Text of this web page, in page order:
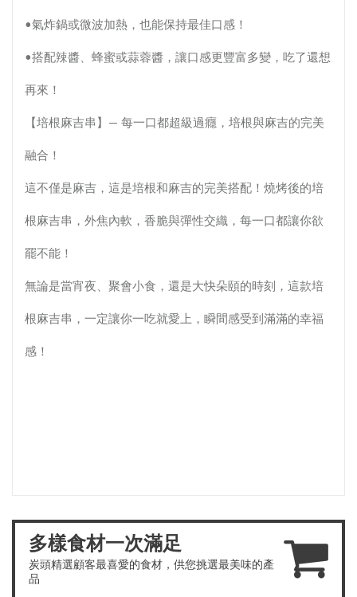
•氣炸鍋或微波加熱，也能保持最佳口感！
•搭配辣醬、蜂蜜或蒜蓉醬，讓口感更豐富多變，吃了還想
再來！
【培根麻吉串】— 每一口都超級過癮，培根與麻吉的完美
融合！
這不僅是麻吉，這是培根和麻吉的完美搭配！燒烤後的培
根麻吉串，外焦內軟，香脆與彈性交織，每一口都讓你欲
罷不能！
無論是當宵夜、聚會小食，還是大快朵頤的時刻，這款培
根麻吉串，一定讓你一吃就愛上，瞬間感受到滿滿的幸福
感！
多樣食材一次滿足
炭頭精選顧客最喜愛的食材，供您挑選最美味的產
品